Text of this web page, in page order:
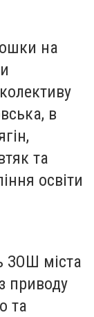
на
в
та
освіти
ЗОШ міста
приводу
та